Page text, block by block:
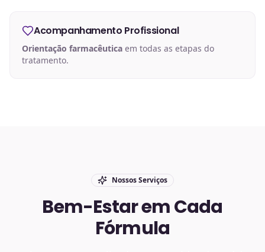
Acompanhamento Profissional
Orientação farmacêutica em todas as etapas do
tratamento.
Nossos Serviços
Bem-Estar em Cada
Fórmula